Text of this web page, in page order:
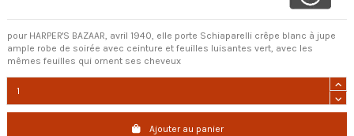
pour HARPER'S BAZAAR, avril 1940, elle porte Schiaparelli crêpe blanc à jupe
ample robe de soirée avec ceinture et feuilles luisantes vert, avec les
mêmes feuilles qui ornent ses cheveux
Ajouter au panier